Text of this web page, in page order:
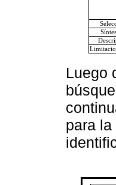
Luego
para